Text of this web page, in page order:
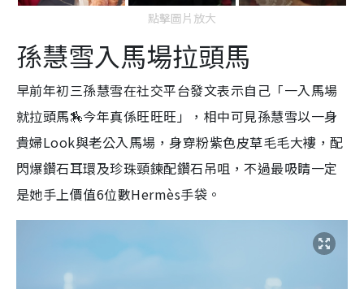
點擊圖片放大
孫慧雪入馬場拉頭馬
早前年初三孫慧雪在社交平台發文表示自己「一入馬場
就拉頭馬🏇今年真係旺旺旺」，相中可見孫慧雪以一身
貴婦Look與老公入馬場，身穿粉紫色皮草毛毛大褸，配
閃爆鑽石耳環及珍珠頸鍊配鑽石吊咀，不過最吸睛一定
是她手上價值6位數Hermès手袋。